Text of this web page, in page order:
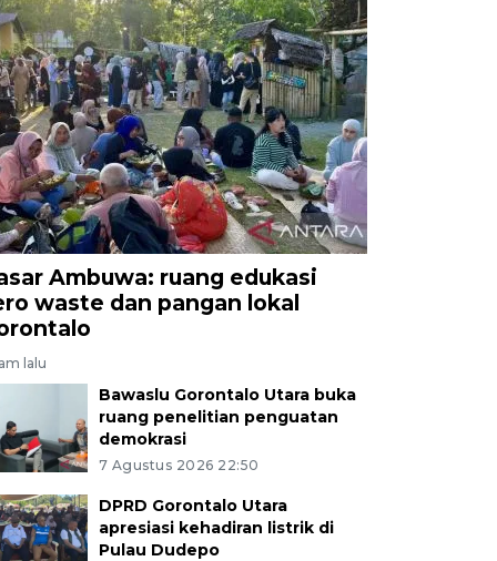
Ambuwa: ruang edukasi
waste dan pangan lokal
lalu
Bawaslu Gorontalo Utara buka
ruang penelitian penguatan
demokrasi
7 Agustus 2026 22:50
DPRD Gorontalo Utara
apresiasi kehadiran listrik di
Pulau Dudepo